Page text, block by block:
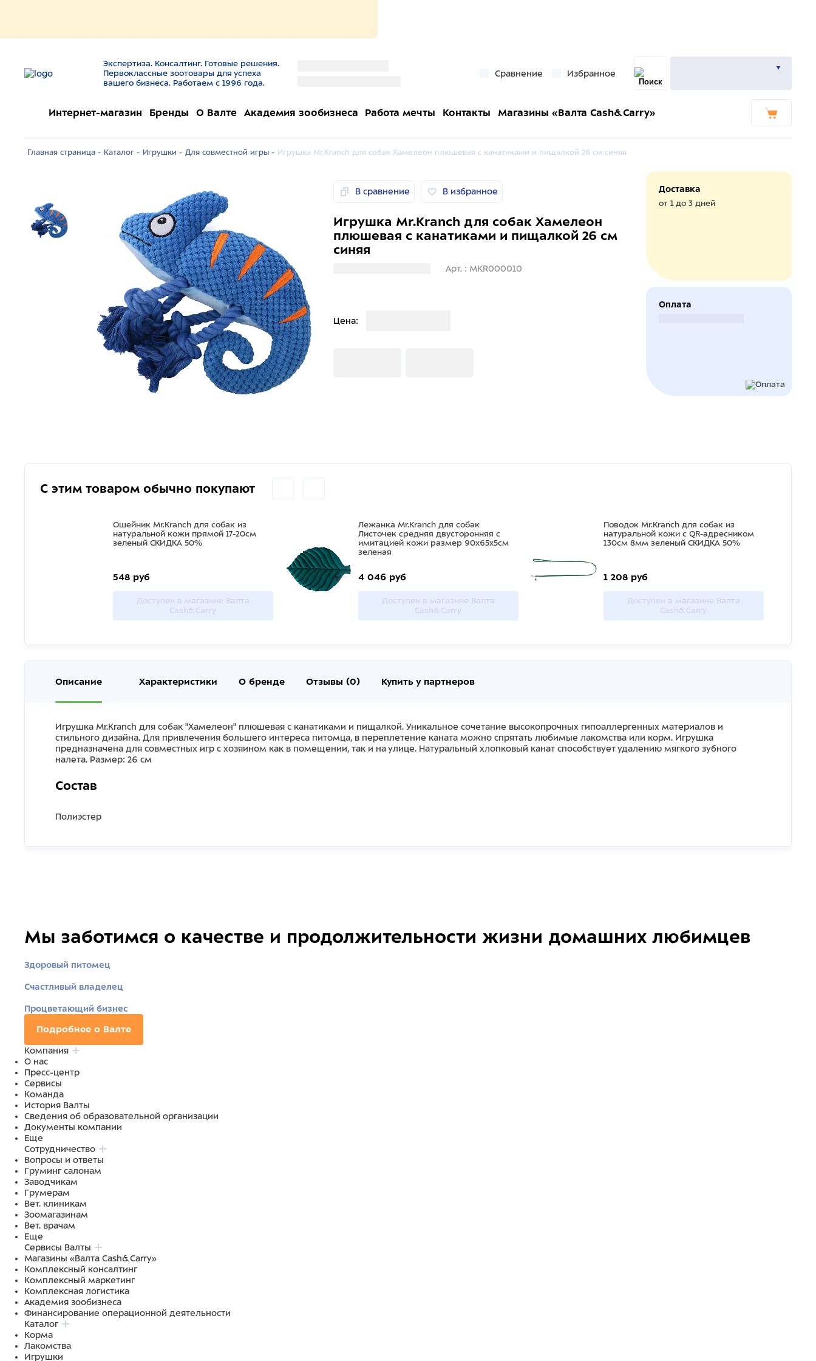
Экспертиза. Консалтинг. Готовые решения.
Первоклассные зоотовары для успеха
вашего бизнеса. Работаем с 1996 года.
Сравнение Избранное
Интернет-магазин Бренды О Валте Академия зообизнеса Работа мечты Контакты Магазины «Валта Cash&Carry»
Главная страница - Каталог - Игрушки - Для совместной игры - Игрушка Mr.Kranch для собак Хамелеон плюшевая с канатиками и пищалкой 26 см синяя
В сравнение В избранное
Игрушка Mr.Kranch для собак Хамелеон
плюшевая с канатиками и пищалкой 26 см
синяя
Арт. : MKR000010
Цена:
Доставка
от 1 до 3 дней
Оплата
С этим товаром обычно покупают
Ошейник Mr.Kranch для собак из
натуральной кожи прямой 17-20см
зеленый СКИДКА 50%
548 руб
Доступен в магазине Валта
Cash&Carry
Лежанка Mr.Kranch для собак
Листочек средняя двусторонняя с
имитацией кожи размер 90х65х5см
зеленая
4 046 руб
Доступен в магазине Валта
Cash&Carry
Поводок Mr.Kranch для собак из
натуральной кожи с QR-адресником
130см 8мм зеленый СКИДКА 50%
1 208 руб
Доступен в магазине Валта
Cash&Carry
Описание Характеристики О бренде Отзывы (0) Купить у партнеров
Игрушка Mr.Kranch для собак "Хамелеон" плюшевая с канатиками и пищалкой. Уникальное сочетание высокопрочных гипоаллергенных материалов и
стильного дизайна. Для привлечения большего интереса питомца, в переплетение каната можно спрятать любимые лакомства или корм. Игрушка
предназначена для совместных игр с хозяином как в помещении, так и на улице. Натуральный хлопковый канат способствует удалению мягкого зубного
налета. Размер: 26 см
Состав
Полиэстер
Мы заботимся о качестве и продолжительности жизни домашних любимцев
Здоровый питомец
Счастливый владелец
Процветающий бизнес
Подробнее о Валте
Компания
О нас
Пресс-центр
Сервисы
Команда
История Валты
Сведения об образовательной организации
Документы компании
Еще
Сотрудничество
Вопросы и ответы
Груминг салонам
Заводчикам
Грумерам
Вет. клиникам
Зоомагазинам
Вет. врачам
Еще
Сервисы Валты
Магазины «Валта Cash&Carry»
Комплексный консалтинг
Комплексный маркетинг
Комплексная логистика
Академия зообизнеса
Финансирование операционной деятельности
Каталог
Корма
Лакомства
Игрушки